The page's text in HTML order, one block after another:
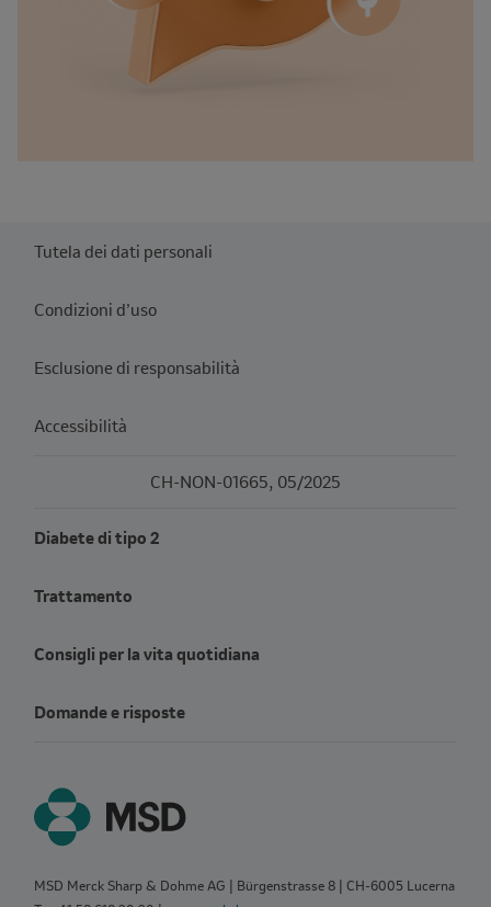
Tutela dei dati personali
Condizioni d’uso
Esclusione di responsabilità
Accessibilità
CH-NON-01665, 05/2025
Diabete di tipo 2
Trattamento
Consigli per la vita quotidiana
Domande e risposte
MSD Merck Sharp & Dohme AG | Bürgenstrasse 8 | CH‑6005 Lucerna